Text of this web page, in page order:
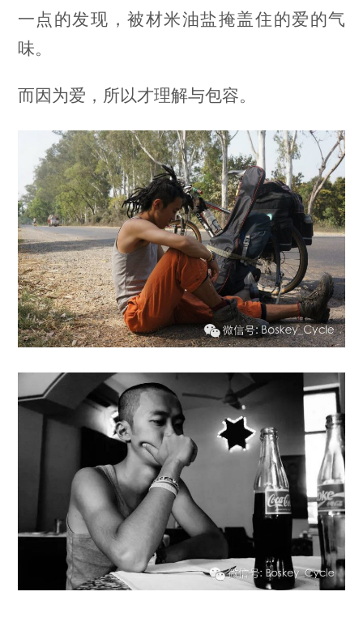
一点的发现，被材米油盐掩盖住的爱的气
味。
而因为爱，所以才理解与包容。